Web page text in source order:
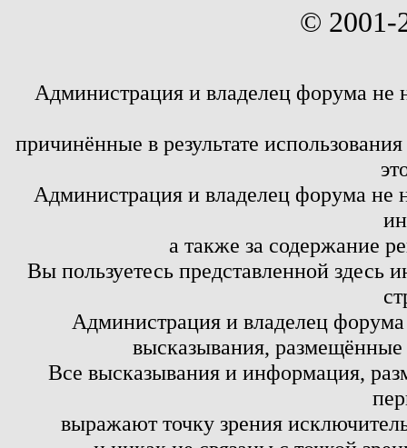
© 2001-
Администрация и владелец форума не
причинённые в результате
Администрация и владелец форума не
а также за содержание
Вы пользуетесь представленной здесь
Администрация и владелец
высказывания,
Все высказывания и информация,
выражают точку зрения